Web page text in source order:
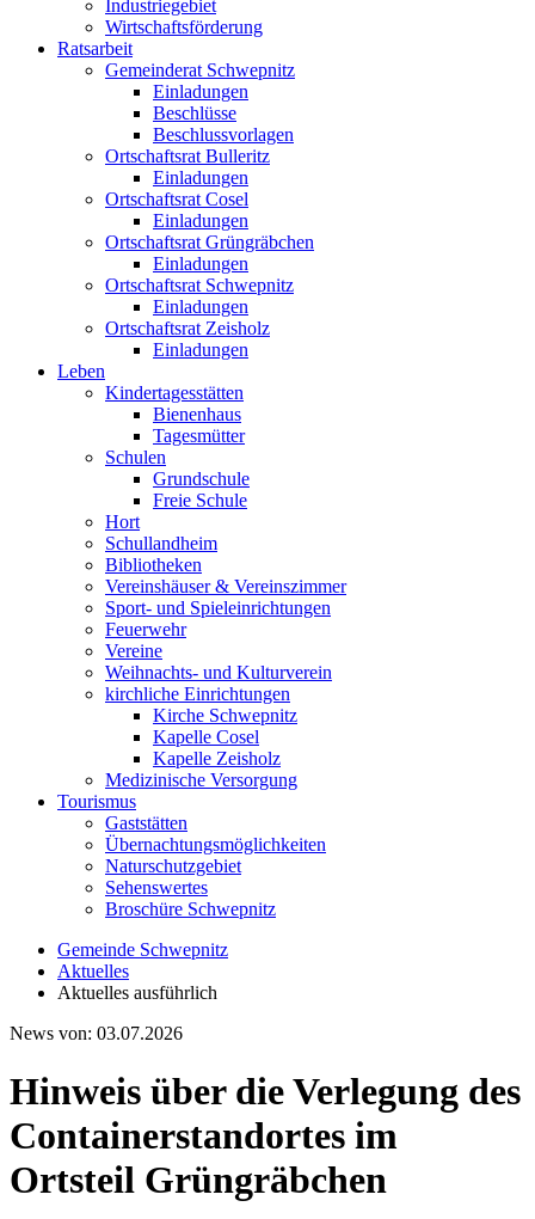
Industriegebiet
Wirtschaftsförderung
Ratsarbeit
Gemeinderat Schwepnitz
Einladungen
Beschlüsse
Beschlussvorlagen
Ortschaftsrat Bulleritz
Einladungen
Ortschaftsrat Cosel
Einladungen
Ortschaftsrat Grüngräbchen
Einladungen
Ortschaftsrat Schwepnitz
Einladungen
Ortschaftsrat Zeisholz
Einladungen
Leben
Kindertagesstätten
Bienenhaus
Tagesmütter
Schulen
Grundschule
Freie Schule
Hort
Schullandheim
Bibliotheken
Vereinshäuser & Vereinszimmer
Sport- und Spieleinrichtungen
Feuerwehr
Vereine
Weihnachts- und Kulturverein
kirchliche Einrichtungen
Kirche Schwepnitz
Kapelle Cosel
Kapelle Zeisholz
Medizinische Versorgung
Tourismus
Gaststätten
Übernachtungsmöglichkeiten
Naturschutzgebiet
Sehenswertes
Broschüre Schwepnitz
Gemeinde Schwepnitz
Aktuelles
Aktuelles ausführlich
News von: 03.07.2026
Hinweis über die Verlegung des
Containerstandortes im
Ortsteil Grüngräbchen